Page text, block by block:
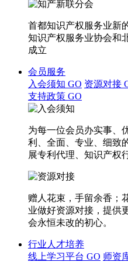
首都知识产权服务业新
知识产权服务业协会和
成立
会员服务
入会须知 GO 资源对接
支持政策 GO
为每一位会员办实事、
利、全面、专业、细致
展专利代理、知识产权
赠人花束，手留余香；
业做好资源对接，提供
会永恒未改的初心。
行业人才培养
线上学习平台 GO 师资